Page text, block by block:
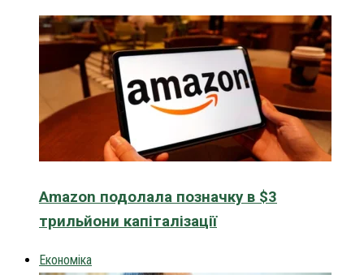
Amazon подолала позначку в $3
трильйони капіталізації
Економіка